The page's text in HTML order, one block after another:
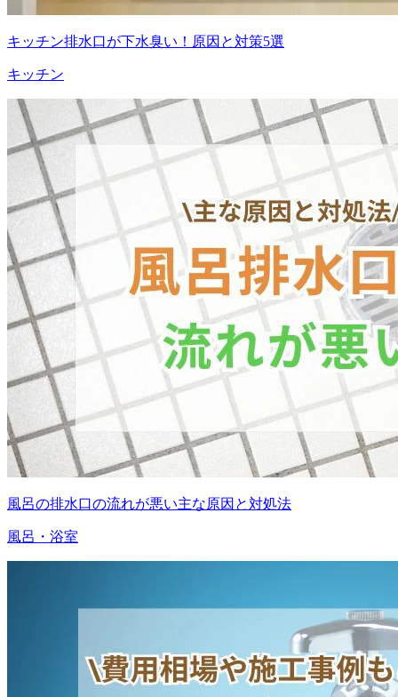
キッチン排水口が下水臭い！原因と対策5選
キッチン
風呂の排水口の流れが悪い主な原因と対処法
風呂・浴室